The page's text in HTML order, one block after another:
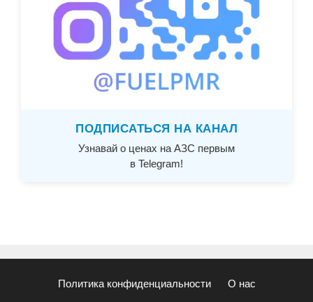
ПОДПИСАТЬСЯ НА КАНАЛ
Узнавай о ценах на АЗС первым
в Telegram!
Политика конфиденциальности О нас